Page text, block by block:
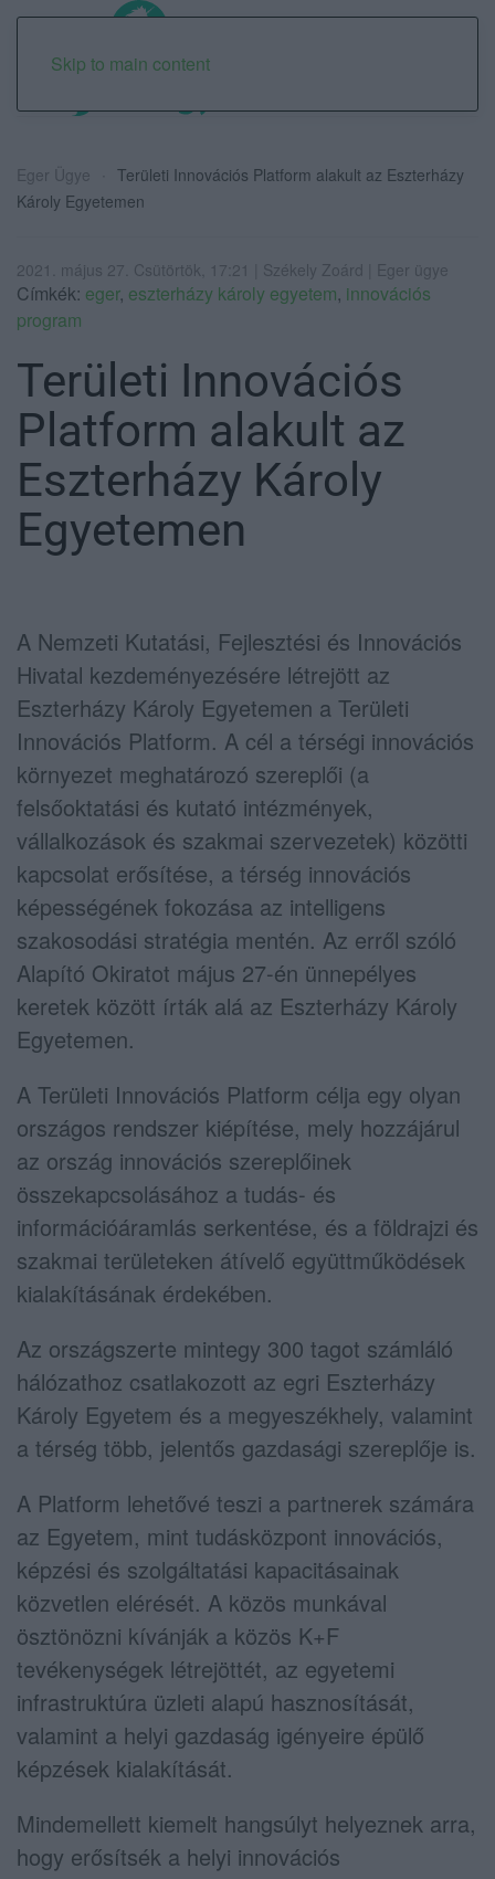
Skip to main content
Eger Ügye
Területi Innovációs Platform alakult az Eszterházy
Károly Egyetemen
2021. május 27. Csütörtök, 17:21 | Székely Zoárd | Eger ügye
Címkék: eger, eszterházy károly egyetem, innovációs
program
Területi Innovációs
Platform alakult az
Eszterházy Károly
Egyetemen
A Nemzeti Kutatási, Fejlesztési és Innovációs
Hivatal kezdeményezésére létrejött az
Eszterházy Károly Egyetemen a Területi
Innovációs Platform. A cél a térségi innovációs
környezet meghatározó szereplői (a
felsőoktatási és kutató intézmények,
vállalkozások és szakmai szervezetek) közötti
kapcsolat erősítése, a térség innovációs
képességének fokozása az intelligens
szakosodási stratégia mentén. Az erről szóló
Alapító Okiratot május 27-én ünnepélyes
keretek között írták alá az Eszterházy Károly
Egyetemen.
A Területi Innovációs Platform célja egy olyan
országos rendszer kiépítése, mely hozzájárul
az ország innovációs szereplőinek
összekapcsolásához a tudás- és
információáramlás serkentése, és a földrajzi és
szakmai területeken átívelő együttműködések
kialakításának érdekében.
Az országszerte mintegy 300 tagot számláló
hálózathoz csatlakozott az egri Eszterházy
Károly Egyetem és a megyeszékhely, valamint
a térség több, jelentős gazdasági szereplője is.
A Platform lehetővé teszi a partnerek számára
az Egyetem, mint tudásközpont innovációs,
képzési és szolgáltatási kapacitásainak
közvetlen elérését. A közös munkával
ösztönözni kívánják a közös K+F
tevékenységek létrejöttét, az egyetemi
infrastruktúra üzleti alapú hasznosítását,
valamint a helyi gazdaság igényeire épülő
képzések kialakítását.
Mindemellett kiemelt hangsúlyt helyeznek arra,
hogy erősítsék a helyi innovációs